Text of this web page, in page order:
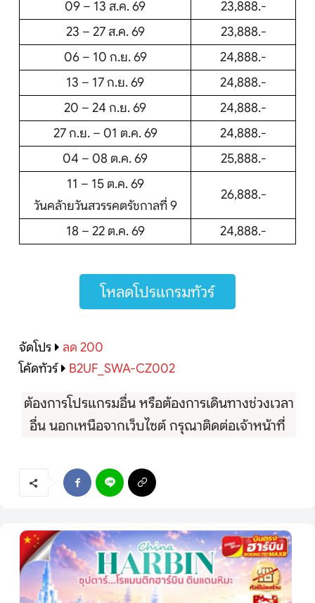
09 – 13 ส.ค. 69
23,888.-
23 – 27 ส.ค. 69
23,888.-
06 – 10 ก.ย. 69
24,888.-
13 – 17 ก.ย. 69
24,888.-
20 – 24 ก.ย. 69
24,888.-
27 ก.ย. – 01 ต.ค. 69
24,888.-
04 – 08 ต.ค. 69
25,888.-
11 – 15 ต.ค. 69
วันคล้ายวันสวรรคตรัชกาลที่ 9
26,888.-
18 – 22 ต.ค. 69 24,888.-
โหลดโปรแกรมทัวร์
จัดโปร
ลด 200
โค้ดทัวร์
B2UF_SWA-CZ002
ต้องการโปรแกรมอื่น หรือต้องการเดินทางช่วงเวลา
อื่น นอกเหนือจากเว็บไซต์ กรุณาติดต่อเจ้าหน้าที่